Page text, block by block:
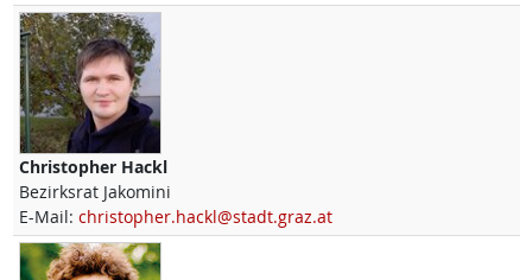
Christopher Hackl
Bezirksrat Jakomini
E-Mail: christopher.hackl@stadt.graz.at